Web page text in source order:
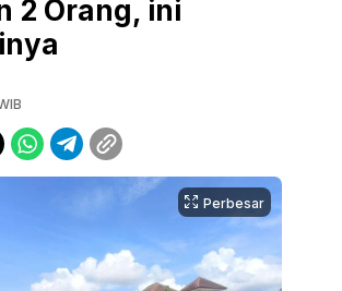
2 Orang, ini
Perbesar